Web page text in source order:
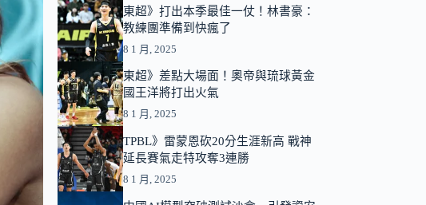
的
結
果
東超》打出本季最佳一仗！林書豪：
教練團準備到快瘋了
8 1 月, 2025
東超》差點大場面！奧帝與琉球黃金
國王洋將打出火氣
8 1 月, 2025
TPBL》雷蒙恩砍20分生涯新高 戰神
延長賽氣走特攻奪3連勝
8 1 月, 2025